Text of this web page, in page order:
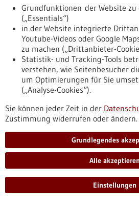
krankhaften Veränderungen
betreffen.
https://www.gesundheitsindustrie-
bw.de/fachbeitrag/pm/
nervenzellen-sind-fuer-als-und-ftd-
Pressemitteilung - 11.03.2026
Herz- und
Alzheimer gilt, spielt offenbar auch
Erkrankungen eine Rolle. Forschende
Hertie-Instituts für klinische
Universität Tübingen haben
des sogenannten phosphorylierten
bei zwei weniger bekannten
Grundfunktionen der Website zu
(„Essentials“)
in der Website integrierte
Youtube-Videos oder Google
zu machen („Drittanbieter-
Statistik- und Tracking-Tools
verstehen, wie Seitenbesucher
um Optimierungen für Sie
(„Analyse-Cookies“).
Sie können jeder Zeit in der
Zustimmung widerrufen oder ändern.
Grundlegendes
Alle akzeptieren
Einstellungen